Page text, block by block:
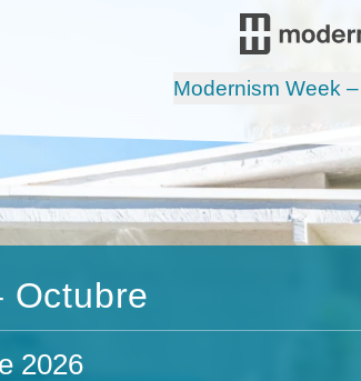
Modernism Week
Octubre
2026